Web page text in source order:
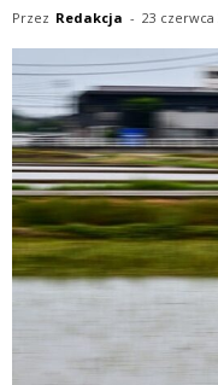
Przez Redakcja - 23 czerwca